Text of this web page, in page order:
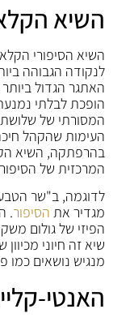
השיא
השיא הסיפורי
לנקודה הגבוהה
האתגר הגדול
הופכת לבלתי
המסורתי של
העימות שהקהל
בהרפתקה, השיא
המרכזית של
לדוגמה, ב"שר
מגדיר את הסיפור.
הפיזי של גולום
שיא זה חיוני
מנגיש נושאים כמו
האנטי-